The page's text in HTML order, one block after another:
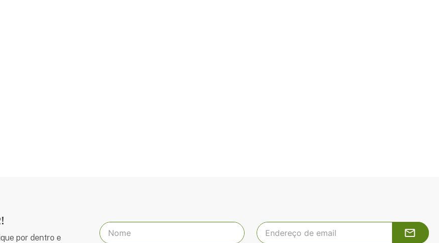
por dentro e